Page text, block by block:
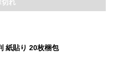
紙貼り 20枚梱包
切れ